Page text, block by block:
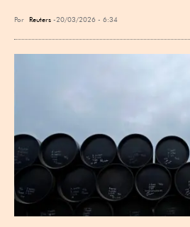
Por Reuters 20/03/2026 - 6:34